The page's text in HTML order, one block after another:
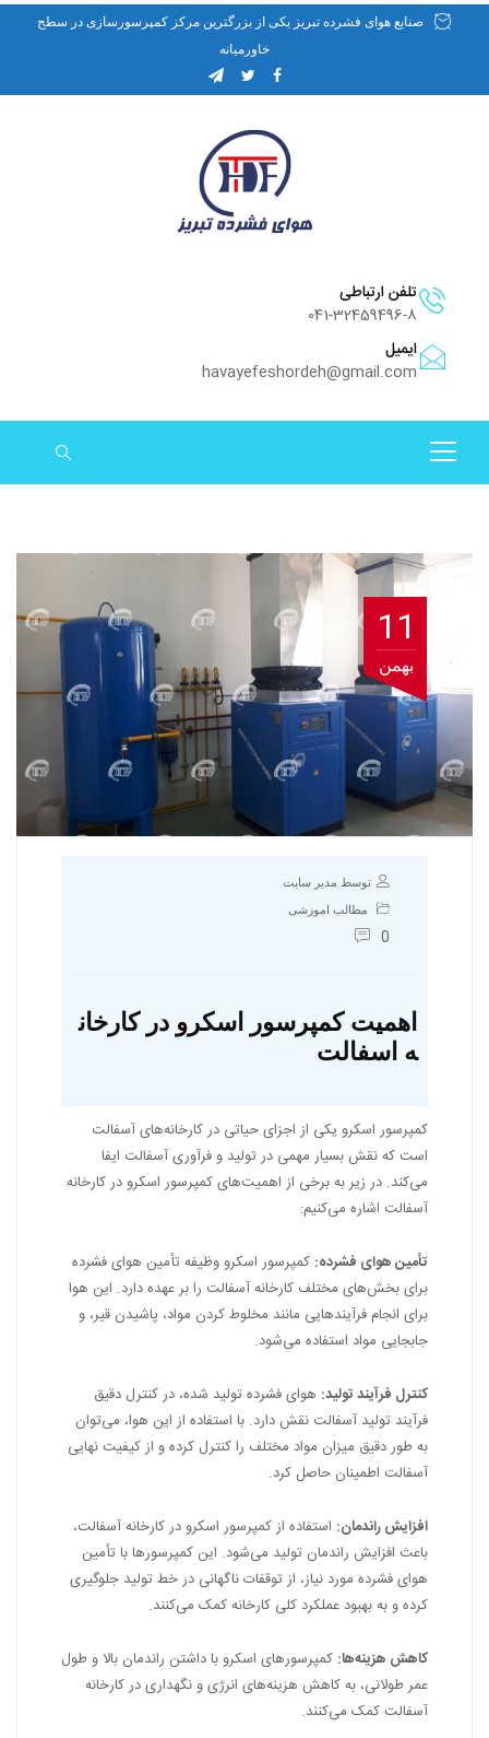
صنایع هوای فشرده تبریز یکی از بزرگترین مرکز کمپرسورسازی در سطح
خاورمیانه
تلفن ارتباطی
041-32459496-8
ایمیل
havayefeshordeh@gmail.com
11
بهمن
توسط مدیر سایت
مطالب اموزشی
0
اهمیت کمپرسور اسکرو در کارخان
ه اسفالت
کمپرسور اسکرو یکی از اجزای حیاتی در کارخانه‌های آسفالت
است که نقش بسیار مهمی در تولید و فرآوری آسفالت ایفا
می‌کند. در زیر به برخی از اهمیت‌های کمپرسور اسکرو در کارخانه
آسفالت اشاره می‌کنیم:
تأمین هوای فشرده: کمپرسور اسکرو وظیفه تأمین هوای فشرده
برای بخش‌های مختلف کارخانه آسفالت را بر عهده دارد. این هوا
برای انجام فرآیندهایی مانند مخلوط کردن مواد، پاشیدن قیر، و
جابجایی مواد استفاده می‌شود.
کنترل فرآیند تولید: هوای فشرده تولید شده، در کنترل دقیق
فرآیند تولید آسفالت نقش دارد. با استفاده از این هوا، می‌توان
به طور دقیق میزان مواد مختلف را کنترل کرده و از کیفیت نهایی
آسفالت اطمینان حاصل کرد.
افزایش راندمان: استفاده از کمپرسور اسکرو در کارخانه آسفالت،
باعث افزایش راندمان تولید می‌شود. این کمپرسورها با تأمین
هوای فشرده مورد نیاز، از توقفات ناگهانی در خط تولید جلوگیری
کرده و به بهبود عملکرد کلی کارخانه کمک می‌کنند.
کاهش هزینه‌ها: کمپرسورهای اسکرو با داشتن راندمان بالا و طول
عمر طولانی، به کاهش هزینه‌های انرژی و نگهداری در کارخانه
آسفالت کمک می‌کنند.